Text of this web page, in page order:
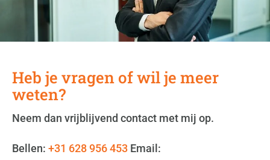
Heb je vragen of wil je meer
weten?
Neem dan vrijblijvend contact met mij op.
Bellen: +31 628 956 453 Email: